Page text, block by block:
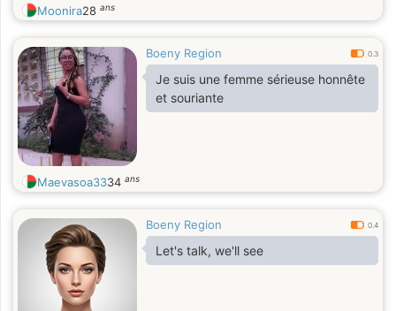
Moonira28 ans
Boeny Region 0.3
Je suis une femme sérieuse honnête
et souriante
Maevasoa3334 ans
Boeny Region 0.4
Let's talk, we'll see